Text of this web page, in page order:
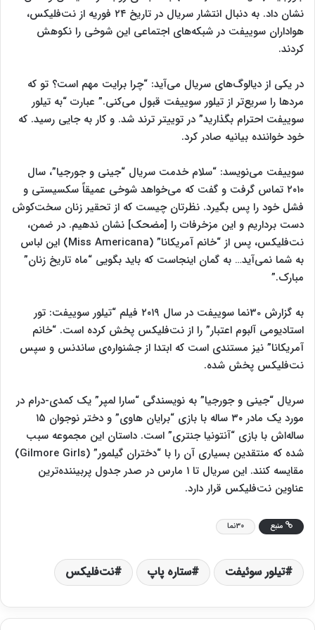
نشان داد. به دنبال انتشار سریال در تاریخ ۲۴ فوریه از نت‌فلیکس،
هواداران سوییفت در شبکه‌های اجتماعی این شوخی را نکوهش
کردند.
در یکی از دیالوگ‌های سریال می‌آید: “چرا برایت مهم است؟ تو که
مردها را سریع‌تر از تیلور سوییفت قبول می‌کنی.” عبارت “به تیلور
سوییفت احترام بگذارید” در توییتر ترند شد. و کار به جایی رسید. که
خود خواننده بیانیه صادر کرد.
سوییفت می‌نویسد: “سلام خدمت سریال “جینی و جورجیا”، سال
۲۰۱۰ تماس گرفت و گفت که می‌خواهد شوخی عمیقاً سکسیستی و
فشل خود را پس بگیرد. نظرتان چیست که از تحقیر زنان سخت‌کوش
دست برداریم و این مزخرفات را [مضحک] نشان ندهیم. در ضمن،
نت‌فلیکس، پس از “خانم آمریکانا” (Miss Americana) این لباس
به شما نمی‌آید… به گمان اینجاست که باید بگویی “ماه تاریخ زنان”
مبارک.”
به گزارش 30نما سوییفت در سال ۲۰۱۹ فیلم “تیلور سوییفت: تور
استادیومی آلبوم اعتبار” را از نت‌فلیکس پخش کرده است. “خانم
آمریکانا” نیز مستندی است که ابتدا از جشنواره‌ی ساندنس و سپس
نت‌فلیکس پخش شده.
سریال “جینی و جورجیا” به نویسندگی “سارا لمپر” یک کمدی-درام در
مورد یک مادر ۳۰ ساله با بازی “برایان هاوی” و دختر نوجوان ۱۵
ساله‌اش با بازی “آنتونیا جنتری” است. داستان این مجموعه سبب
شده که منتقدین بسیاری آن را با “دختران گیلمور” (Gilmore Girls)
مقایسه کنند. این سریال تا ۱ مارس در صدر جدول پربیننده‌ترین
عناوین نت‌فلیکس قرار دارد.
منبع 30نما
تیلور سوئیفت ستاره پاپ نت‌فلیکس